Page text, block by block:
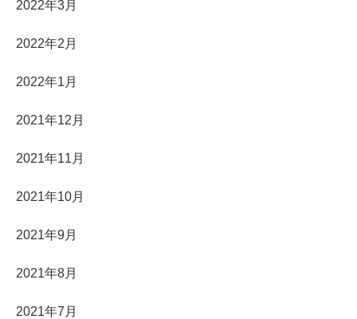
2022年3月
2022年2月
2022年1月
2021年12月
2021年11月
2021年10月
2021年9月
2021年8月
2021年7月